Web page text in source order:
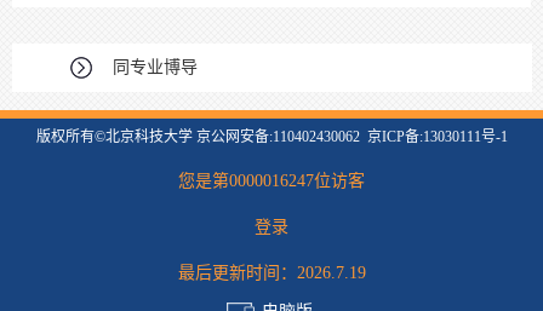
同专业博导
版权所有©北京科技大学 京公网安备:110402430062 京ICP备:13030111号-1
您是第0000016247位访客
登录
最后更新时间： 2026.7.19